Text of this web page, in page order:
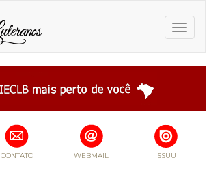
Toggle
CONTATO WEBMAIL ISSUU